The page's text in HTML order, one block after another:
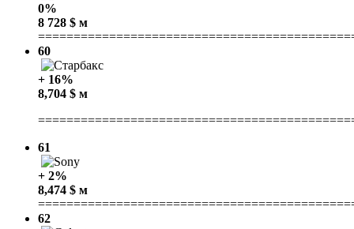
0%
8 728 $ м
60
+ 16%
8,704 $ м
61
+ 2%
8,474 $ м
62